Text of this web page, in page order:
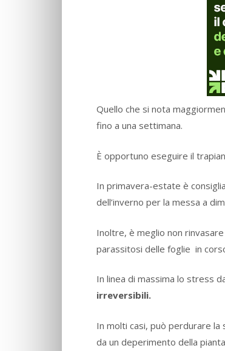
Quello che si nota
fino a una settimana.
È opportuno eseguire il
In primavera-estate è
dell’inverno per la messa a
Inoltre, è meglio non
parassitosi delle foglie in
In linea di massima lo stress
irreversibili.
In molti casi, può perdurare
da un deperimento della